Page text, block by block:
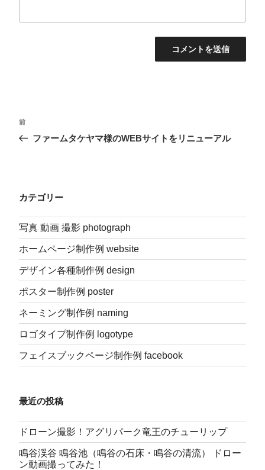
投
稿
ー
シ
ョ
ン
前
の
前
ファームタケヤマ様のWEBサイトをリニューアル
カテゴリー
写真 動画 撮影 photograph
ホームページ制作例 website
デザイン各種制作例 design
ポスター制作例 poster
ネーミング制作例 naming
ロゴタイプ制作例 logotype
フェイスブックページ制作例 facebook
最近の投稿
ドローン撮影！アグリパーク竜王のチューリップ
鳴谷渓谷 鳴谷池（鳴谷の石床・鳴谷の清流） ドロー
ン動画撮ってみた！